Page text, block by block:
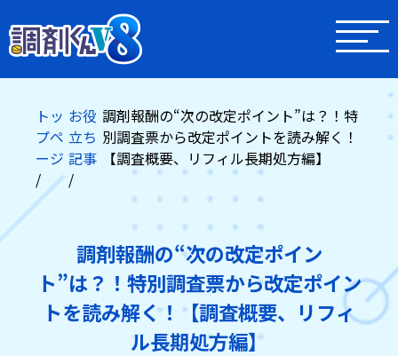
トッ
プペ
ージ
お役
立ち
記事
調剤報酬の“次の改定ポイント”は？！特
別調査票から改定ポイントを読み解く！
【調査概要、リフィル長期処方編】
調剤報酬の“次の改定ポイン
ト”は？！特別調査票から改定ポイン
トを読み解く！【調査概要、リフィ
ル長期処方編】